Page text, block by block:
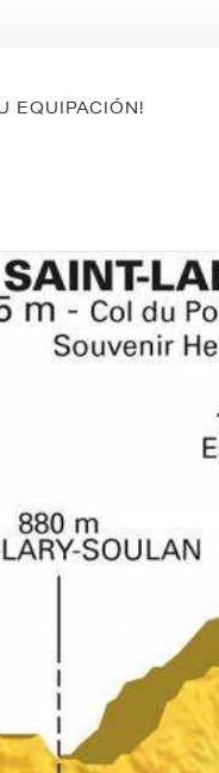
EQUIPACIÓN!